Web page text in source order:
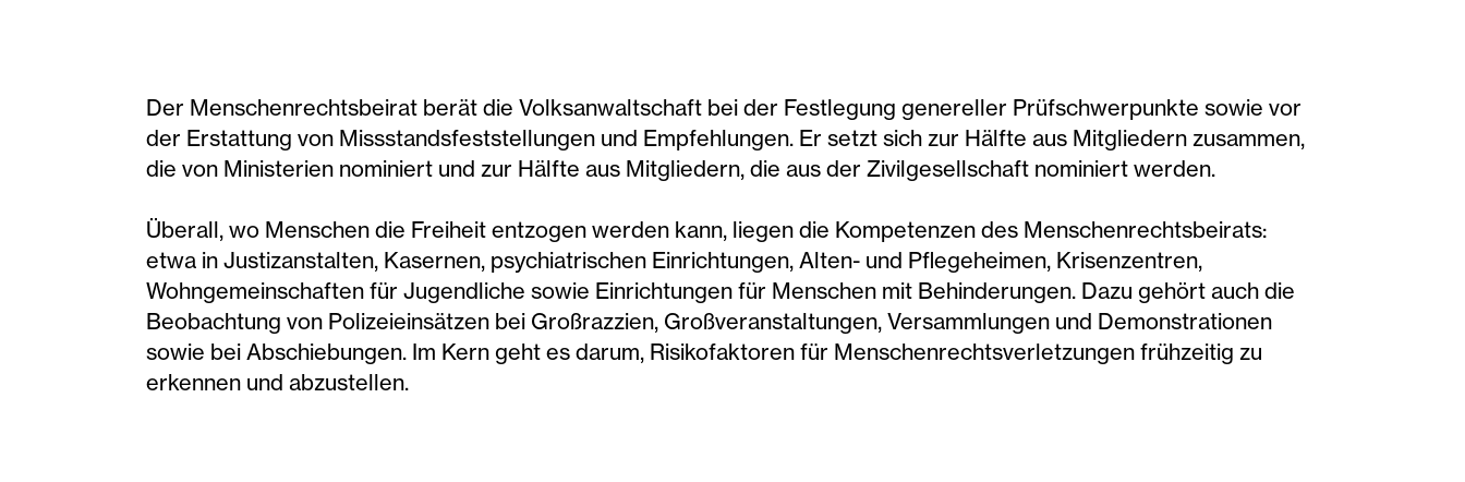
Der Menschenrechtsbeirat berät die Volksanwaltschaft bei der Festlegung genereller Prüfschwerpunkte sowie vor
der Erstattung von Missstandsfeststellungen und Empfehlungen. Er setzt sich zur Hälfte aus Mitgliedern zusammen,
die von Ministerien nominiert und zur Hälfte aus Mitgliedern, die aus der Zivilgesellschaft nominiert werden.
Überall, wo Menschen die Freiheit entzogen werden kann, liegen die Kompetenzen des Menschenrechtsbeirats:
etwa in Justizanstalten, Kasernen, psychiatrischen Einrichtungen, Alten- und Pflegeheimen, Krisenzentren,
Wohngemeinschaften für Jugendliche sowie Einrichtungen für Menschen mit Behinderungen. Dazu gehört auch die
Beobachtung von Polizeieinsätzen bei Großrazzien, Großveranstaltungen, Versammlungen und Demonstrationen
sowie bei Abschiebungen. Im Kern geht es darum, Risikofaktoren für Menschenrechtsverletzungen frühzeitig zu
erkennen und abzustellen.